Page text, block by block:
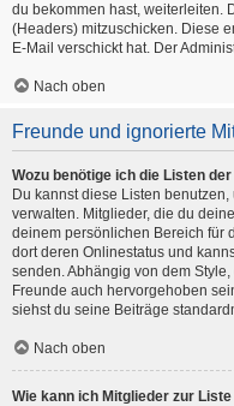
du bekommen hast, weiterleiten.
(Headers) mitzuschicken. Diese
E-Mail verschickt hat. Der
Nach oben
Freunde und ignorierte
Wozu benötige ich die Listen
Du kannst diese Listen
verwalten. Mitglieder, die du
deinem persönlichen Bereich für
dort deren Onlinestatus und
senden. Abhängig von dem
Freunde auch hervorgehoben
siehst du seine Beiträge
Nach oben
Wie kann ich Mitglieder zur